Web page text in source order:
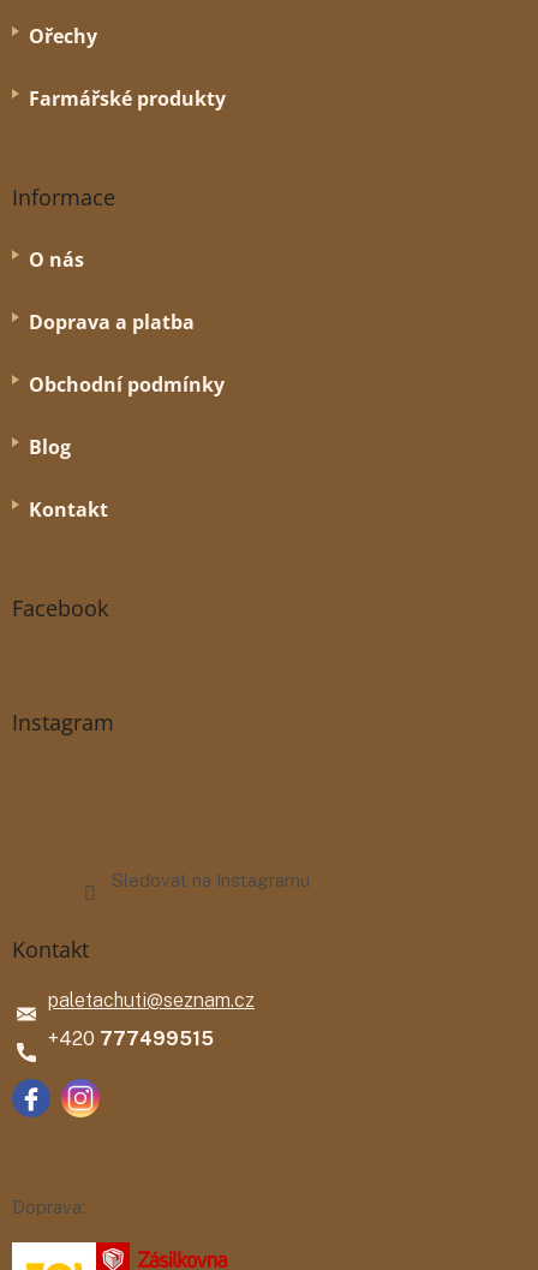
Ořechy
Farmářské produkty
Informace
O nás
Doprava a platba
Obchodní podmínky
Blog
Kontakt
Facebook
Instagram
Sledovat na Instagramu
Kontakt
paletachuti@seznam.cz
777499515
Doprava: